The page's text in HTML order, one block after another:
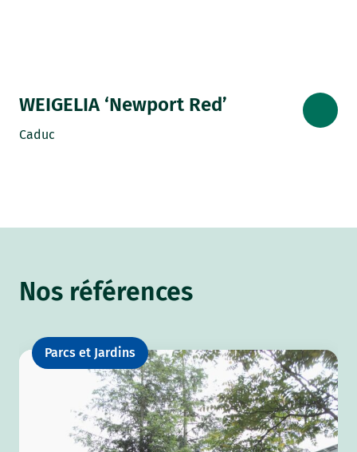
WEIGELIA ‘Newport Red’
Caduc
Nos références
Parcs et Jardins